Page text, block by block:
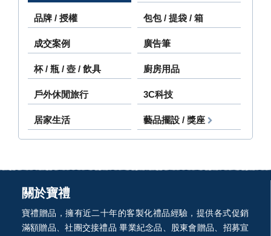
品牌 / 授權 包包 / 提袋 / 箱
成交案例 廣告筆
杯 / 瓶 / 壺 / 飲具 廚房用品
戶外休閒旅行 3C科技
居家生活 藝品擺設 / 獎座
關於寶禮
寶禮贈品，擁有近二十年的客製化禮品經驗，提供各式促銷
滿額贈品、社團交接禮品 畢業紀念品、股東會贈品、招募宣